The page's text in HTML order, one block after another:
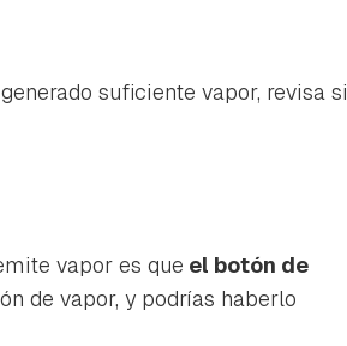
suficiente vapor, revisa si
vapor es que el botón de
de vapor, y podrías haberlo